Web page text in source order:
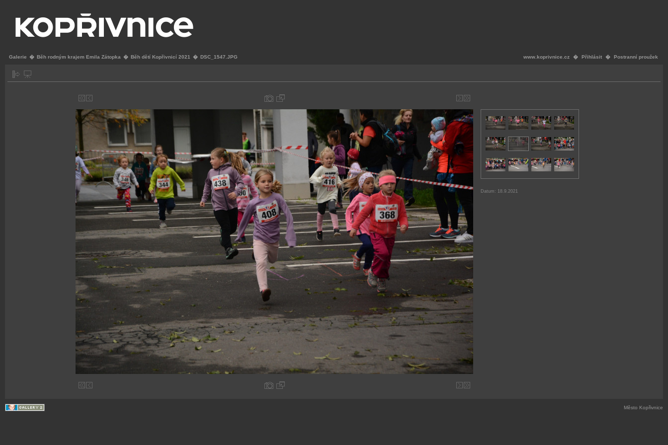
www.koprivnice.cz � Přihlásit � Postranní proužek
Galerie � Běh rodným krajem Emila Zátopka � Běh dětí Kopřivnicí 2021 � DSC_1547.JPG
Datum: 18.9.2021
Město Kopřivnice